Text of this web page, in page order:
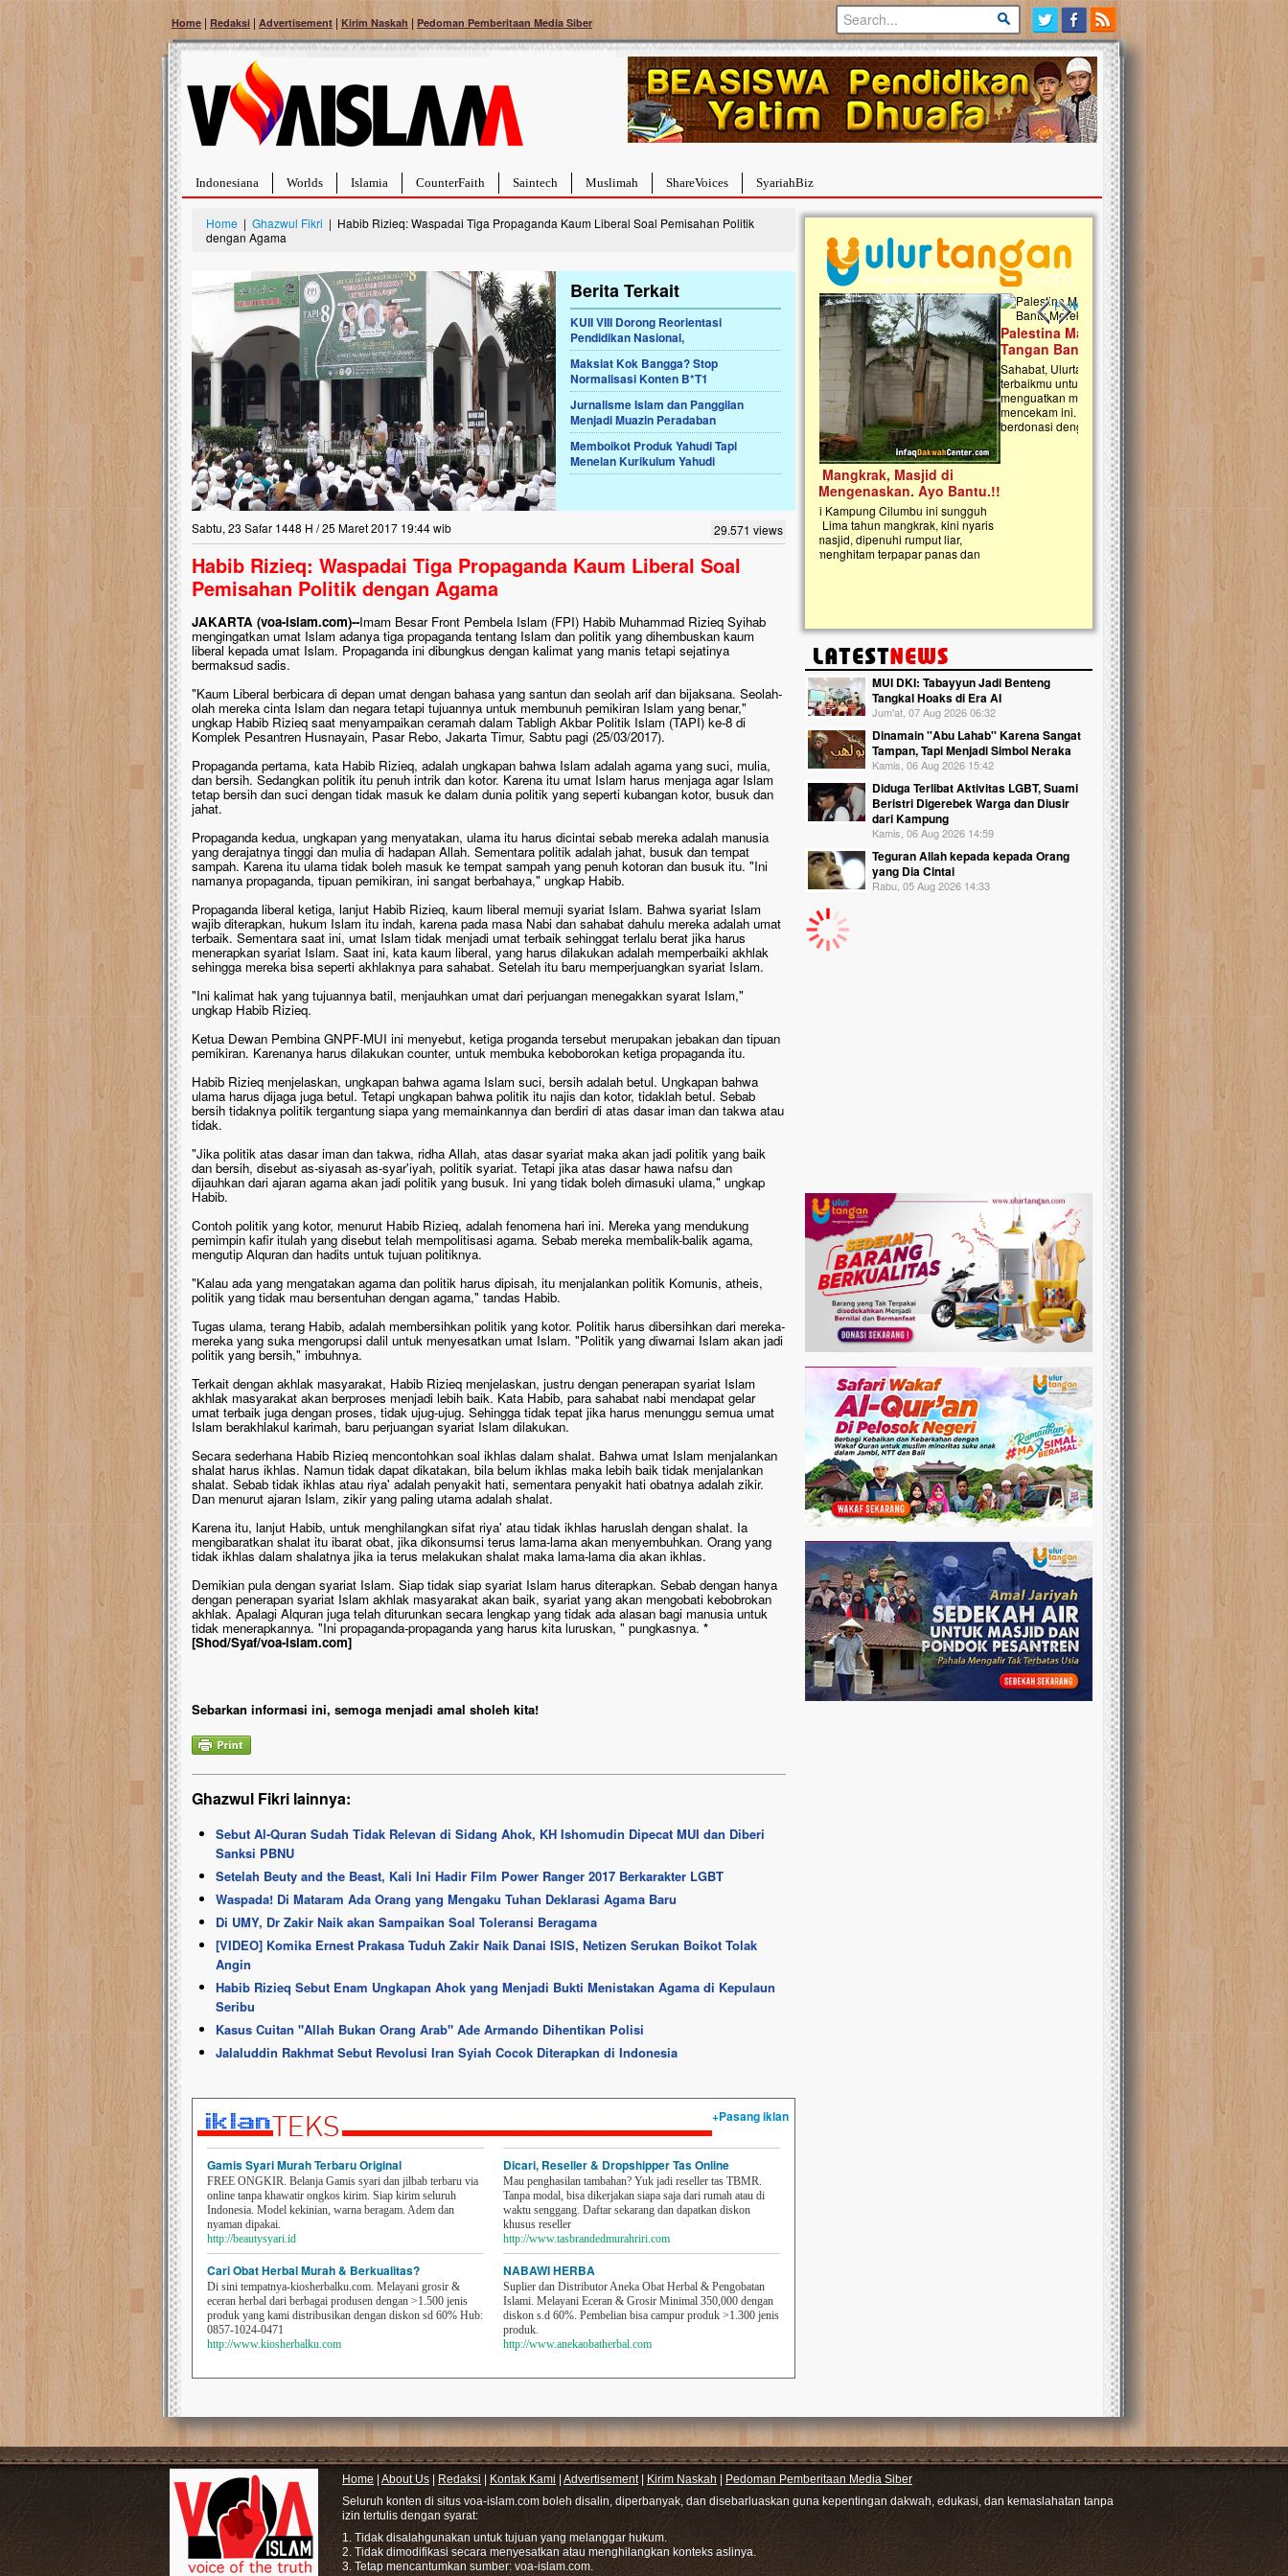
Home | Redaksi | Advertisement | Kirim Naskah | Pedoman Pemberitaan Media Siber
Indonesiana Worlds Islamia CounterFaith Saintech Muslimah ShareVoices SyariahBiz
Home | Ghazwul Fikri | Habib Rizieq: Waspadai Tiga Propaganda Kaum Liberal Soal Pemisahan Politik
dengan Agama
Berita Terkait
KUII VIII Dorong Reorientasi
Pendidikan Nasional,
Maksiat Kok Bangga? Stop
Normalisasi Konten B*T1
Jurnalisme Islam dan Panggilan
Menjadi Muazin Peradaban
Memboikot Produk Yahudi Tapi
Menelan Kurikulum Yahudi
Sabtu, 23 Safar 1448 H / 25 Maret 2017 19:44 wib 29.571 views
Habib Rizieq: Waspadai Tiga Propaganda Kaum Liberal Soal
Pemisahan Politik dengan Agama
JAKARTA (voa-islam.com)--Imam Besar Front Pembela Islam (FPI) Habib Muhammad Rizieq Syihab
mengingatkan umat Islam adanya tiga propaganda tentang Islam dan politik yang dihembuskan kaum
liberal kepada umat Islam. Propaganda ini dibungkus dengan kalimat yang manis tetapi sejatinya
bermaksud sadis.
"Kaum Liberal berbicara di depan umat dengan bahasa yang santun dan seolah arif dan bijaksana. Seolah-
olah mereka cinta Islam dan negara tetapi tujuannya untuk membunuh pemikiran Islam yang benar,"
ungkap Habib Rizieq saat menyampaikan ceramah dalam Tabligh Akbar Politik Islam (TAPI) ke-8 di
Komplek Pesantren Husnayain, Pasar Rebo, Jakarta Timur, Sabtu pagi (25/03/2017).
Propaganda pertama, kata Habib Rizieq, adalah ungkapan bahwa Islam adalah agama yang suci, mulia,
dan bersih. Sedangkan politik itu penuh intrik dan kotor. Karena itu umat Islam harus menjaga agar Islam
tetap bersih dan suci dengan tidak masuk ke dalam dunia politik yang seperti kubangan kotor, busuk dan
jahat.
Propaganda kedua, ungkapan yang menyatakan, ulama itu harus dicintai sebab mereka adalah manusia
yang derajatnya tinggi dan mulia di hadapan Allah. Sementara politik adalah jahat, busuk dan tempat
sampah. Karena itu ulama tidak boleh masuk ke tempat sampah yang penuh kotoran dan busuk itu. "Ini
namanya propaganda, tipuan pemikiran, ini sangat berbahaya," ungkap Habib.
Propaganda liberal ketiga, lanjut Habib Rizieq, kaum liberal memuji syariat Islam. Bahwa syariat Islam
wajib diterapkan, hukum Islam itu indah, karena pada masa Nabi dan sahabat dahulu mereka adalah umat
terbaik. Sementara saat ini, umat Islam tidak menjadi umat terbaik sehinggat terlalu berat jika harus
menerapkan syariat Islam. Saat ini, kata kaum liberal, yang harus dilakukan adalah memperbaiki akhlak
sehingga mereka bisa seperti akhlaknya para sahabat. Setelah itu baru memperjuangkan syariat Islam.
"Ini kalimat hak yang tujuannya batil, menjauhkan umat dari perjuangan menegakkan syarat Islam,"
ungkap Habib Rizieq.
Ketua Dewan Pembina GNPF-MUI ini menyebut, ketiga proganda tersebut merupakan jebakan dan tipuan
pemikiran. Karenanya harus dilakukan counter, untuk membuka keboborokan ketiga propaganda itu.
Habib Rizieq menjelaskan, ungkapan bahwa agama Islam suci, bersih adalah betul. Ungkapan bahwa
ulama harus dijaga juga betul. Tetapi ungkapan bahwa politik itu najis dan kotor, tidaklah betul. Sebab
bersih tidaknya politik tergantung siapa yang memainkannya dan berdiri di atas dasar iman dan takwa atau
tidak.
"Jika politik atas dasar iman dan takwa, ridha Allah, atas dasar syariat maka akan jadi politik yang baik
dan bersih, disebut as-siyasah as-syar'iyah, politik syariat. Tetapi jika atas dasar hawa nafsu dan
dijauhkan dari ajaran agama akan jadi politik yang busuk. Ini yang tidak boleh dimasuki ulama," ungkap
Habib.
Contoh politik yang kotor, menurut Habib Rizieq, adalah fenomena hari ini. Mereka yang mendukung
pemimpin kafir itulah yang disebut telah mempolitisasi agama. Sebab mereka membalik-balik agama,
mengutip Alquran dan hadits untuk tujuan politiknya.
"Kalau ada yang mengatakan agama dan politik harus dipisah, itu menjalankan politik Komunis, atheis,
politik yang tidak mau bersentuhan dengan agama," tandas Habib.
Tugas ulama, terang Habib, adalah membersihkan politik yang kotor. Politik harus dibersihkan dari mereka-
mereka yang suka mengorupsi dalil untuk menyesatkan umat Islam. "Politik yang diwarnai Islam akan jadi
politik yang bersih," imbuhnya.
Terkait dengan akhlak masyarakat, Habib Rizieq menjelaskan, justru dengan penerapan syariat Islam
akhlak masyarakat akan berproses menjadi lebih baik. Kata Habib, para sahabat nabi mendapat gelar
umat terbaik juga dengan proses, tidak ujug-ujug. Sehingga tidak tepat jika harus menunggu semua umat
Islam berakhlakul karimah, baru perjuangan syariat Islam dilakukan.
Secara sederhana Habib Rizieq mencontohkan soal ikhlas dalam shalat. Bahwa umat Islam menjalankan
shalat harus ikhlas. Namun tidak dapat dikatakan, bila belum ikhlas maka lebih baik tidak menjalankan
shalat. Sebab tidak ikhlas atau riya' adalah penyakit hati, sementara penyakit hati obatnya adalah zikir.
Dan menurut ajaran Islam, zikir yang paling utama adalah shalat.
Karena itu, lanjut Habib, untuk menghilangkan sifat riya' atau tidak ikhlas haruslah dengan shalat. Ia
mengibaratkan shalat itu ibarat obat, jika dikonsumsi terus lama-lama akan menyembuhkan. Orang yang
tidak ikhlas dalam shalatnya jika ia terus melakukan shalat maka lama-lama dia akan ikhlas.
Demikian pula dengan syariat Islam. Siap tidak siap syariat Islam harus diterapkan. Sebab dengan hanya
dengan penerapan syariat Islam akhlak masyarakat akan baik, syariat yang akan mengobati kebobrokan
akhlak. Apalagi Alquran juga telah diturunkan secara lengkap yang tidak ada alasan bagi manusia untuk
tidak menerapkannya. "Ini propaganda-propaganda yang harus kita luruskan, " pungkasnya. *
[Shod/Syaf/voa-islam.com]
Sebarkan informasi ini, semoga menjadi amal sholeh kita!
Ghazwul Fikri lainnya:
Sebut Al-Quran Sudah Tidak Relevan di Sidang Ahok, KH Ishomudin Dipecat MUI dan Diberi
Sanksi PBNU
Setelah Beuty and the Beast, Kali Ini Hadir Film Power Ranger 2017 Berkarakter LGBT
Waspada! Di Mataram Ada Orang yang Mengaku Tuhan Deklarasi Agama Baru
Di UMY, Dr Zakir Naik akan Sampaikan Soal Toleransi Beragama
[VIDEO] Komika Ernest Prakasa Tuduh Zakir Naik Danai ISIS, Netizen Serukan Boikot Tolak
Angin
Habib Rizieq Sebut Enam Ungkapan Ahok yang Menjadi Bukti Menistakan Agama di Kepulaun
Seribu
Kasus Cuitan "Allah Bukan Orang Arab" Ade Armando Dihentikan Polisi
Jalaluddin Rakhmat Sebut Revolusi Iran Syiah Cocok Diterapkan di Indonesia
+Pasang iklan
Gamis Syari Murah Terbaru Original
FREE ONGKIR. Belanja Gamis syari dan jilbab terbaru via
online tanpa khawatir ongkos kirim. Siap kirim seluruh
Indonesia. Model kekinian, warna beragam. Adem dan
nyaman dipakai.
http://beautysyari.id
Cari Obat Herbal Murah & Berkualitas?
Di sini tempatnya-kiosherbalku.com. Melayani grosir &
eceran herbal dari berbagai produsen dengan >1.500 jenis
produk yang kami distribusikan dengan diskon sd 60% Hub:
0857-1024-0471
http://www.kiosherbalku.com
Dicari, Reseller & Dropshipper Tas Online
Mau penghasilan tambahan? Yuk jadi reseller tas TBMR.
Tanpa modal, bisa dikerjakan siapa saja dari rumah atau di
waktu senggang. Daftar sekarang dan dapatkan diskon
khusus reseller
http://www.tasbrandedmurahriri.com
NABAWI HERBA
Suplier dan Distributor Aneka Obat Herbal & Pengobatan
Islami. Melayani Eceran & Grosir Minimal 350,000 dengan
diskon s.d 60%. Pembelian bisa campur produk >1.300 jenis
produk.
http://www.anekaobatherbal.com
Previous slide
Next slide
Bantu Naura, Balita Hebat Sembuh Dari
Tumor Pembuluh Darah
Hidup Naura Salsabila dipenuhi dengan
rintangan yang sangat berat. Meskipun baru
berusia sepuluh bulan, bayi yang imut ini harus
menghadapi penyakit yang dahsyat, yaitu tumor
pembuluh darah berukuran...
Lima Tahun Mangkrak, Masjid di
Nasib masjid di Kampung Cilumbu ini sungguh
mengenaskan. Lima tahun mangkrak, kini nyaris
tak berbentuk masjid, dipenuhi rumput liar,
hujan....
Palestina Masih Berduka, Ayo Ulurkan
Tangan Bantu Mereka
Sahabat, Ulurtangan mari kirimkan dukungan
terbaikmu untuk warga Palestina di Gaza demi
menguatkan mereka menghadapi situasi
mencekam ini. Mari dukung mereka dengan
berdonasi dengan cara:...
Open Donasi Wakaf
Rumah Qur'an & TK Islam
Najjah di Jonggol
Saat ini, Ulurtangan bersama Yayasan
Najjahtul Islam Jonggol sedang merintis
pembangunan Rumah Qur’an dan
kanak Islam Terpadu (TKIT) An Najjah
Gedung Majelis Taklim di Jonggol,...
MUI DKI: Tabayyun Jadi Benteng
Tangkal Hoaks di Era AI
Jum'at, 07 Aug 2026 06:32
Dinamain ''Abu Lahab'' Karena Sangat
Tampan, Tapi Menjadi Simbol Neraka
Kamis, 06 Aug 2026 15:42
Diduga Terlibat Aktivitas LGBT, Suami
Beristri Digerebek Warga dan Diusir
dari Kampung
Kamis, 06 Aug 2026 14:59
Teguran Allah kepada kepada Orang
yang Dia Cintai
Rabu, 05 Aug 2026 14:33
Home About Us Redaksi Kontak Kami Advertisement| Kirim Naskah
Pedoman Pemberitaan Media Siber
Seluruh konten di situs voa-islam.com boleh disalin, diperbanyak, dan disebarluaskan guna kepentingan dakwah, edukasi, dan kemaslahatan tanpa
izin tertulis dengan syarat:
1. Tidak disalahgunakan untuk tujuan yang melanggar hukum.
2. Tidak dimodifikasi secara menyesatkan atau menghilangkan konteks aslinya.
3. Tetap mencantumkan sumber: voa-islam.com.